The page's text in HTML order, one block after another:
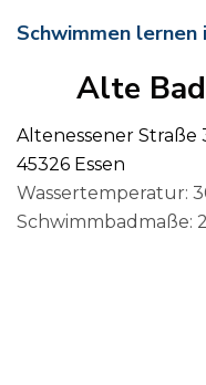
Schwimmen lernen
Alte
Altenessener Straße
45326 Essen
Wassertemperatur:
Schwimmbadmaße: